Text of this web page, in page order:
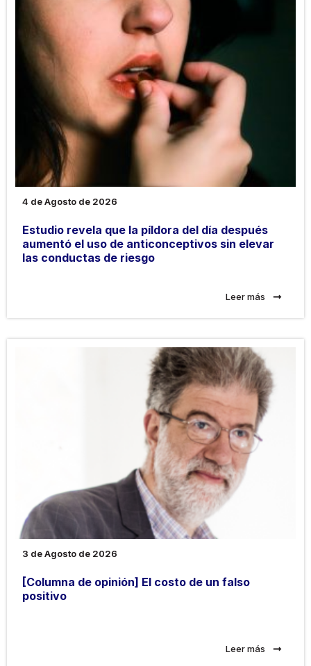
4 de Agosto de 2026
Estudio revela que la píldora del día después
aumentó el uso de anticonceptivos sin elevar
las conductas de riesgo
Leer más
3 de Agosto de 2026
[Columna de opinión] El costo de un falso
positivo
Leer más